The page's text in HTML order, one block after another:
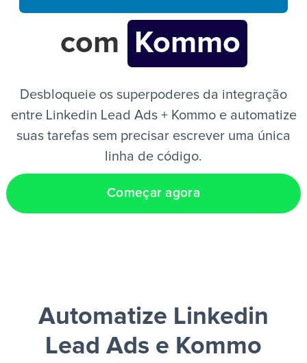
PT
com
Kommo
Desbloqueie os superpoderes da integração
entre Linkedin Lead Ads + Kommo e automatize
suas tarefas sem precisar escrever uma única
linha de código.
Começar agora
Automatize Linkedin
Lead Ads e Kommo